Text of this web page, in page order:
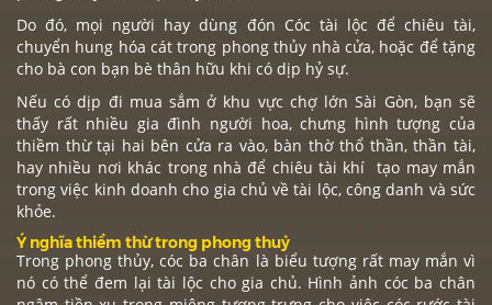
Do đó, mọi người hay dùng đón Cóc tài lộc để chiêu tài,
chuyển hung hóa cát trong phong thủy nhà cửa, hoặc để tặng
cho bà con bạn bè thân hữu khi có dịp hỷ sự.
Nếu có dịp đi mua sắm ở khu vực chợ lớn Sài Gòn, bạn sẽ
thấy rất nhiều gia đình người hoa, chưng hình tượng của
thiềm thừ tại hai bên cửa ra vào, bàn thờ thổ thần, thần tài,
hay nhiều nơi khác trong nhà để chiêu tài khí tạo may mắn
trong việc kinh doanh cho gia chủ về tài lộc, công danh và sức
khỏe.
Ý nghĩa thiềm thừ trong phong thuỷ
Trong phong thủy,cóc ba chân là biểu tượng rất may mắn vì
nó có thể đem lại tài lộc cho gia chủ. Hình ảnh cóc ba chân